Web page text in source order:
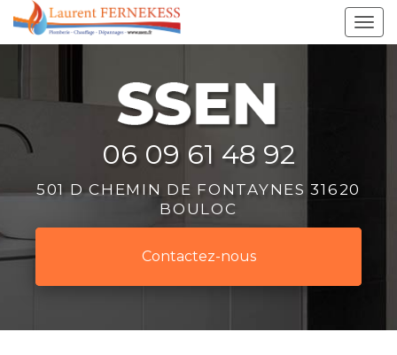
Aller
au
06 09 61 48 92
501 D CHEMIN DE FONTAYNES 31620
BOULOC
Contactez-nous